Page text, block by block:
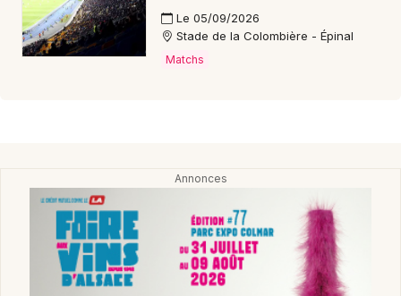
Le 05/09/2026
Stade de la Colombière - Épinal
Matchs